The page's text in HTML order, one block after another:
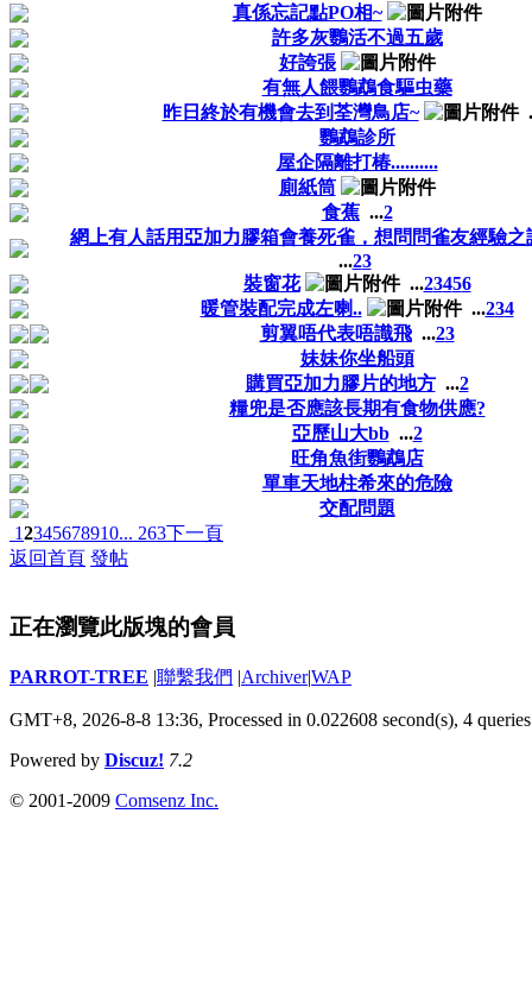
真係忘記點PO相~
許多灰鸚活不過五歲
好誇張
有無人餵鸚鵡食驅虫藥
昨日終於有機會去到荃灣鳥店~
鸚鵡診所
屋企隔離打椿..........
廁紙筒
食蕉 ...2
網上有人話用亞加力膠箱會養死雀，想問問雀友經驗之
...23
裝窗花
...23456
暖管裝配完成左喇..
...234
剪翼唔代表唔識飛 ...23
妹妹你坐船頭
購買亞加力膠片的地方 ...2
糧兜是否應該長期有食物供應?
亞歷山大bb ...2
旺角魚街鸚鵡店
單車天地柱希來的危險
交配問題
12345678910... 263下一頁
返回首頁 發帖
正在瀏覽此版塊的會員
PARROT-TREE |聯繫我們 |Archiver|WAP
GMT+8, 2026-8-8 13:36, Processed in 0.022608 second(s), 4 queries
Powered by Discuz! 7.2
© 2001-2009 Comsenz Inc.